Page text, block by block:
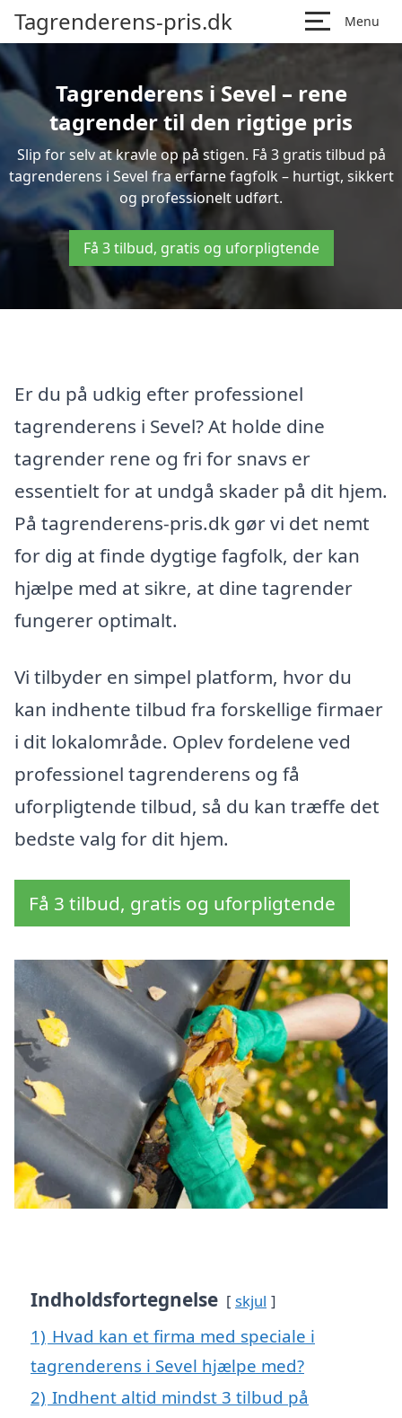
Tagrenderens-pris.dk Menu
Tagrenderens i Sevel – rene
tagrender til den rigtige pris
Slip for selv at kravle op på stigen. Få 3 gratis tilbud på
tagrenderens i Sevel fra erfarne fagfolk – hurtigt, sikkert
og professionelt udført.
Få 3 tilbud, gratis og uforpligtende
Er du på udkig efter professionel
tagrenderens i Sevel? At holde dine
tagrender rene og fri for snavs er
essentielt for at undgå skader på dit hjem.
På tagrenderens-pris.dk gør vi det nemt
for dig at finde dygtige fagfolk, der kan
hjælpe med at sikre, at dine tagrender
fungerer optimalt.
Vi tilbyder en simpel platform, hvor du
kan indhente tilbud fra forskellige firmaer
i dit lokalområde. Oplev fordelene ved
professionel tagrenderens og få
uforpligtende tilbud, så du kan træffe det
bedste valg for dit hjem.
Få 3 tilbud, gratis og uforpligtende
Indholdsfortegnelse skjul
1) Hvad kan et firma med speciale i
tagrenderens i Sevel hjælpe med?
2) Indhent altid mindst 3 tilbud på